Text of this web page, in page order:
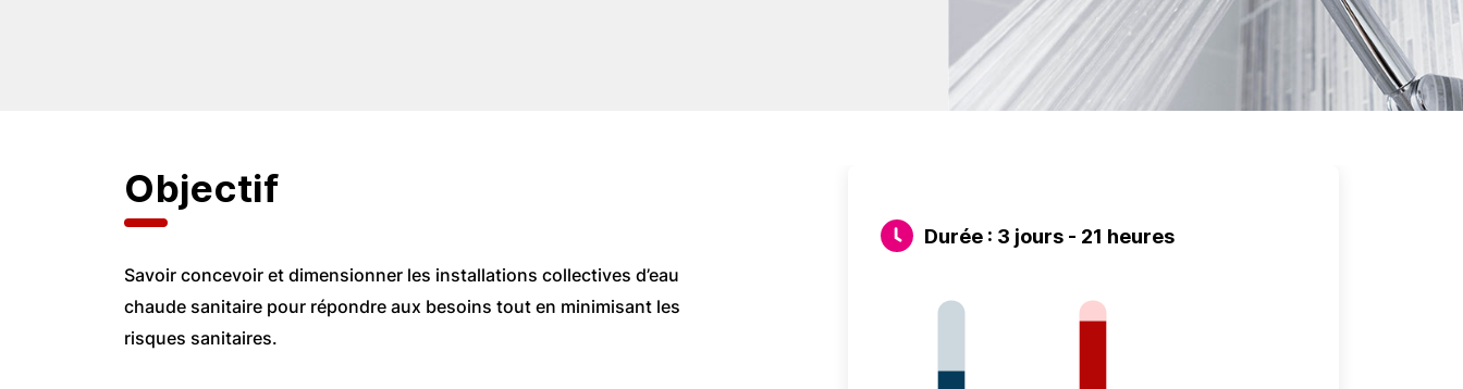
Objectif
Savoir concevoir et dimensionner les installations collectives d’eau
chaude sanitaire pour répondre aux besoins tout en minimisant les
risques sanitaires.
Durée : 3 jours - 21 heures